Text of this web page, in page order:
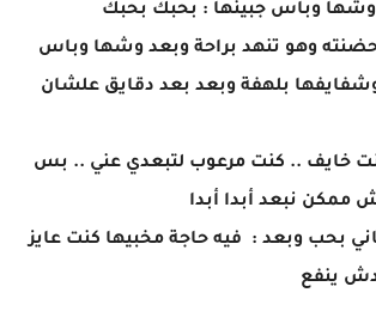
وباس جبينها : بحبك بحبك
وهو تنهد براحة وبعد وشها وباس
بلهفة وبعد بعد دقايق علشان
خايف .. كنت مرعوب لتبعدي عني .. بس
نبعد أبدا أبدا
بحب وبعد : فيه حاجة مخبيها كنت عايز
ينفع